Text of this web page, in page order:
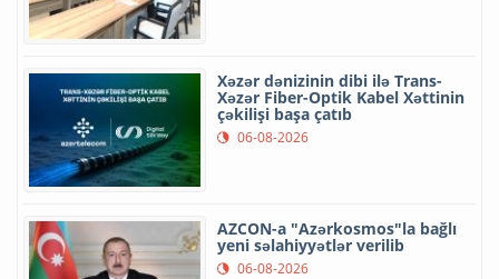
Xəzər dənizinin dibi ilə Trans-
Xəzər Fiber-Optik Kabel Xəttinin
çəkilişi başa çatıb
06-08-2026
AZCON-a "Azərkosmos"la bağlı
yeni səlahiyyətlər verilib
06-08-2026